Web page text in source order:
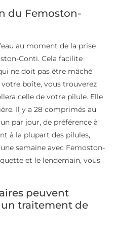
du Femoston-
au moment de la prise
Conti. Cela facilite
ne doit pas être mâché
votre boîte, vous trouverez
celle de votre pilule. Elle
Il y a 28 comprimés au
par jour, de préférence à
à la plupart des pilules,
semaine avec Femoston-
et le lendemain, vous
peuvent
traitement de